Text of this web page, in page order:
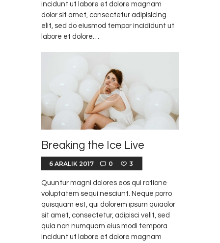
incidunt ut labore et dolore magnam
dolor sit amet, consectetur adipisicing
elit, sed do eiusmod tempor incididunt ut
labore et dolore…
Breaking the Ice Live
6 ARALIK 2017 0 3
Quuntur magni dolores eos qui ratione
voluptatem sequi nesciunt. Neque porro
quisquam est, qui dolorem ipsum quiaolor
sit amet, consectetur, adipisci velit, sed
quia non numquam eius modi tempora
incidunt ut labore et dolore magnam